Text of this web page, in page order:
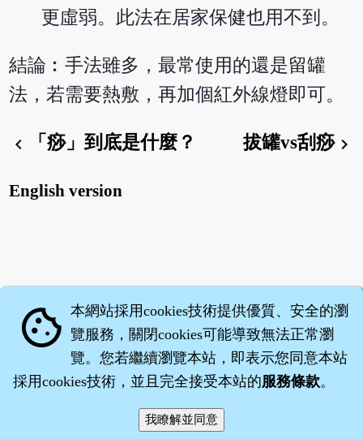
更虛弱。此法在居家保健也用不到。
結論︰手法雖多，最常使用的還是留罐
法，若需要熱敷，再加個紅外線燈即可。
chevron_left 「痧」到底是什麼？ 拔罐vs刮痧chevron_right
English version
‧沈藥子©2008～2026
cookie 本網站採用cookies技術提供優質、安全的瀏
覽服務，關閉cookies可能導致無法正常瀏
覽。您若繼續瀏覽本站，即表示您同意本站
採用cookies技術，並且完全接受本站的服務條款。